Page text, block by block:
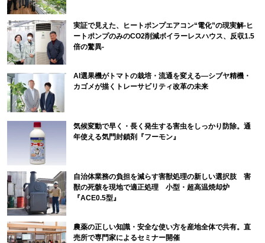
実証で見えた、ヒートポンプエアコン“電化”の現実解-ヒ
ートポンプのみのCO2削減ボイラーレスハウス、反収1.5
倍の驚異-
AI選果機がトマトの栽培・流通を変える―シブヤ精機・
カゴメが描くトレーサビリティ改革の未来
気候変動で早く・長く発生する害虫をしっかり防除。通
年使える気門封鎖剤『フーモン』
自治体業務の負担を減らす害獣処理の新しい選択肢 害
獣の死骸を現地で適正処理 小型・超高温焼却炉
『ACE0.5型』
農薬の正しい知識・安全な使い方を産地全体で共有。直
売所で専門家によるセミナー開催